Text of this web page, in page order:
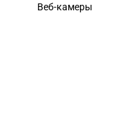
Веб-камеры